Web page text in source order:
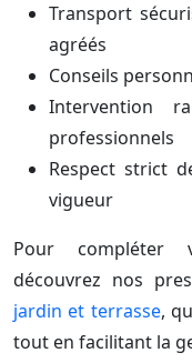
Transport
agréés
Conseils
Intervention
professionnels
Respect strict
vigueur
Pour compléter
découvrez nos
jardin et terrasse,
tout en facilitant la